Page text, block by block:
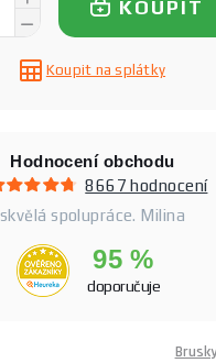
KOUPIT
Koupit na splátky
Hodnocení obchodu
8667 hodnocení
skvělá spolupráce. Milina
95 %
doporučuje